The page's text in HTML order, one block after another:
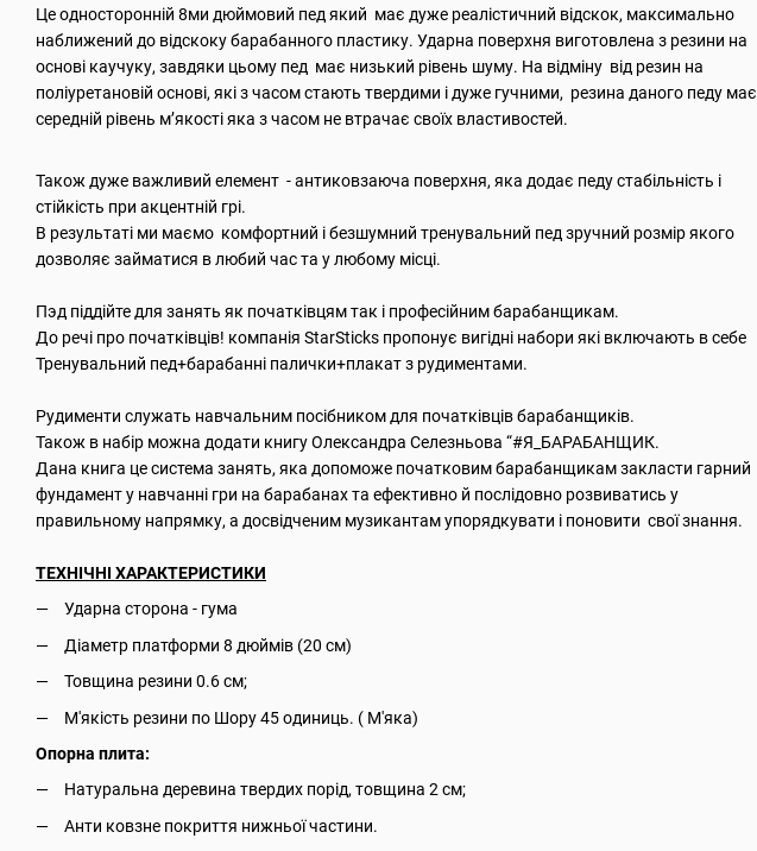
Це односторонній 8ми дюймовий пед який має дуже реалістичний відскок, максимально
наближений до відскоку барабанного пластику. Ударна поверхня виготовлена з резини на
основі каучуку, завдяки цьому пед має низький рівень шуму. На відміну від резин на
поліуретановій основі, які з часом стають твердими і дуже гучними, резина даного педу має
середній рівень м’якості яка з часом не втрачає своїх властивостей.
Також дуже важливий елемент - антиковзаюча поверхня, яка додає педу стабільність і
стійкість при акцентній грі.
В результаті ми маємо комфортний і безшумний тренувальний пед зручний розмір якого
дозволяє займатися в любий час та у любому місці.
Пэд піддійте для занять як початківцям так і професійним барабанщикам.
До речі про початківців! компанія StarSticks пропонує вигідні набори які включають в себе
Тренувальний пед+барабанні палички+плакат з рудиментами.
Рудименти служать навчальним посібником для початківців барабанщиків.
Також в набір можна додати книгу Олександра Селезньова “#Я_БАРАБАНЩИК.
Дана книга це система занять, яка допоможе початковим барабанщикам закласти гарний
фундамент у навчанні гри на барабанах та ефективно й послідовно розвиватись у
правильному напрямку, а досвідченим музикантам упорядкувати і поновити свої знання.
ТЕХНІЧНІ ХАРАКТЕРИСТИКИ
Ударна сторона - гума
Діаметр платформи 8 дюймів (20 см)
Товщина резини 0.6 см;
М'якість резини по Шору 45 одиниць. ( М'яка)
Опорна плита:
Натуральна деревина твердих порід, товщина 2 см;
Анти ковзне покриття нижньої частини.